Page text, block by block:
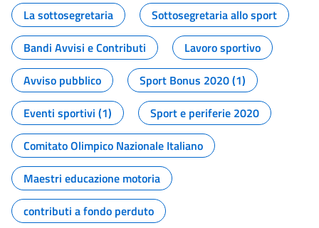
La sottosegretaria
Sottosegretaria allo sport
Bandi Avvisi e Contributi
Lavoro sportivo
Avviso pubblico
Sport Bonus 2020 (1)
Eventi sportivi (1)
Sport e periferie 2020
Comitato Olimpico Nazionale Italiano
Maestri educazione motoria
contributi a fondo perduto